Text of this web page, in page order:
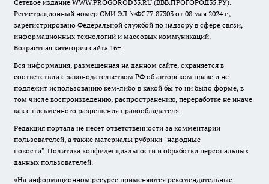
Сетевое издание WWW.PROGOROD35.RU (ВВВ.ПРОГОРОД35.РУ).
Регистрационный номер СМИ ЭЛ №ФС77-87303 от 08 мая 2024 г.,
зарегистрировано Федеральной службой по надзору в сфере связи,
информационных технологий и массовых коммуникаций.
Возрастная категория сайта 16+.
Вся информация, размещенная на данном сайте, охраняется в
соответствии с законодательством РФ об авторском праве и не
подлежит использованию кем-либо в какой бы то ни было форме, в
том числе воспроизведению, распространению, переработке не иначе
как с письменного разрешения правообладателя.
Редакция портала не несет ответственности за комментарии
пользователей, а также материалы рубрики "народные
новости". Политика конфиденциальности и обработки персональных
данных пользователей.
«На информационном ресурсе применяются рекомендательные